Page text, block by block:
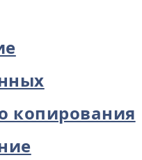
копирования